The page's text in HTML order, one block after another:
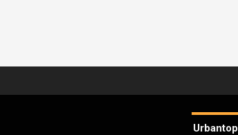
Urbantop